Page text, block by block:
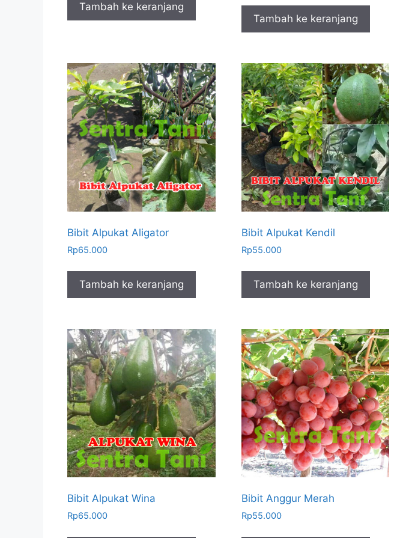
Tambah ke keranjang
Tambah ke keranjang
Bibit Alpukat Aligator
Rp65.000
Tambah ke keranjang
Bibit Alpukat Kendil
Rp55.000
Tambah ke keranjang
Bibit Alpukat Wina
Rp65.000
Bibit Anggur Merah
Rp55.000